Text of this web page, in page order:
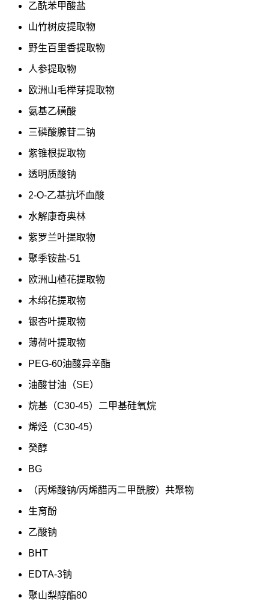
乙酰苯甲酸盐
山竹树皮提取物
野生百里香提取物
人参提取物
欧洲山毛榉芽提取物
氨基乙磺酸
三磷酸腺苷二钠
紫锥根提取物
透明质酸钠
2-O-乙基抗坏血酸
水解康奇奥林
紫罗兰叶提取物
聚季铵盐-51
欧洲山楂花提取物
木绵花提取物
银杏叶提取物
薄荷叶提取物
PEG-60油酸异辛酯
油酸甘油（SE）
烷基（C30-45）二甲基硅氧烷
烯烃（C30-45）
癸醇
BG
（丙烯酸钠/丙烯醋丙二甲酰胺）共聚物
生育酚
乙酸钠
BHT
EDTA-3钠
聚山梨醇酯80